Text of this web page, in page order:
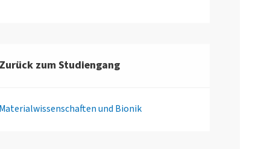
Zurück zum Studiengang
Materialwissenschaften und Bionik